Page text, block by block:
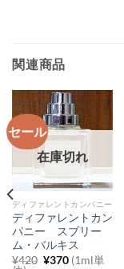
関連商品
セール
在庫切れ
ディファレントカンパニー
ディファレントカン
パニー スブリー
ム・バルキス
¥420 元
¥370現(1ml単